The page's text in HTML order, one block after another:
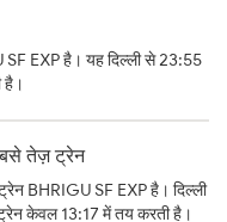
SF EXP है। यह दिल्ली से 23:55
है।
तेज़ ट्रेन
BHRIGU SF EXP है। दिल्ली
केवल 13:17 में तय करती है।